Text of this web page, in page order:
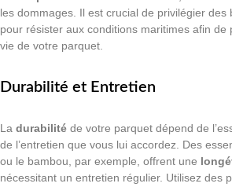
les dommages. Il est crucial de privilégier des
pour résister aux conditions maritimes afin de
vie de votre parquet.
Durabilité et Entretien
La durabilité de votre parquet dépend de
de l’entretien que vous lui accordez. Des
ou le bambou, par exemple, offrent une
nécessitant un entretien régulier. Utilisez des